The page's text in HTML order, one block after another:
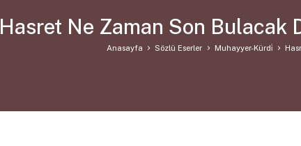
Hasret Ne Zaman Son Bulacak
Anasayfa Sözlü Eserler Muhayyer-Kürdi̇